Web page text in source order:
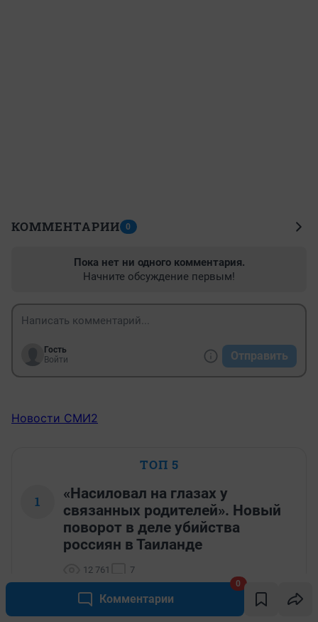
Комментарии
0
КОММЕНТАРИИ 0
Пока нет ни одного комментария.
Начните обсуждение первым!
Гость
Войти
Отправить
Новости СМИ2
ТОП 5
1
«Насиловал на глазах у
связанных родителей». Новый
поворот в деле убийства
россиян в Таиланде
12 761 7
2
О`КЕЙ закрывается в Иркутске